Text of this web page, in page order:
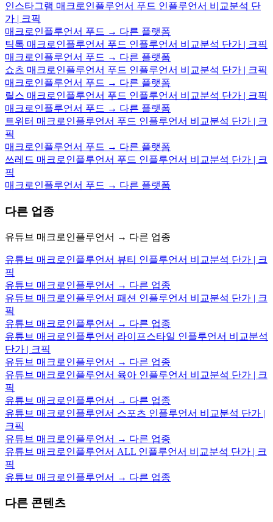
인스타그램 매크로인플루언서 푸드 인플루언서 비교분석 단
가 | 크픽
매크로인플루언서 푸드 → 다른 플랫폼
틱톡 매크로인플루언서 푸드 인플루언서 비교분석 단가 | 크픽
매크로인플루언서 푸드 → 다른 플랫폼
쇼츠 매크로인플루언서 푸드 인플루언서 비교분석 단가 | 크픽
매크로인플루언서 푸드 → 다른 플랫폼
릴스 매크로인플루언서 푸드 인플루언서 비교분석 단가 | 크픽
매크로인플루언서 푸드 → 다른 플랫폼
트위터 매크로인플루언서 푸드 인플루언서 비교분석 단가 | 크
픽
매크로인플루언서 푸드 → 다른 플랫폼
쓰레드 매크로인플루언서 푸드 인플루언서 비교분석 단가 | 크
픽
매크로인플루언서 푸드 → 다른 플랫폼
다른 업종
유튜브 매크로인플루언서 → 다른 업종
유튜브 매크로인플루언서 뷰티 인플루언서 비교분석 단가 | 크
픽
유튜브 매크로인플루언서 → 다른 업종
유튜브 매크로인플루언서 패션 인플루언서 비교분석 단가 | 크
픽
유튜브 매크로인플루언서 → 다른 업종
유튜브 매크로인플루언서 라이프스타일 인플루언서 비교분석
단가 | 크픽
유튜브 매크로인플루언서 → 다른 업종
유튜브 매크로인플루언서 육아 인플루언서 비교분석 단가 | 크
픽
유튜브 매크로인플루언서 → 다른 업종
유튜브 매크로인플루언서 스포츠 인플루언서 비교분석 단가 |
크픽
유튜브 매크로인플루언서 → 다른 업종
유튜브 매크로인플루언서 ALL 인플루언서 비교분석 단가 | 크
픽
유튜브 매크로인플루언서 → 다른 업종
다른 콘텐츠